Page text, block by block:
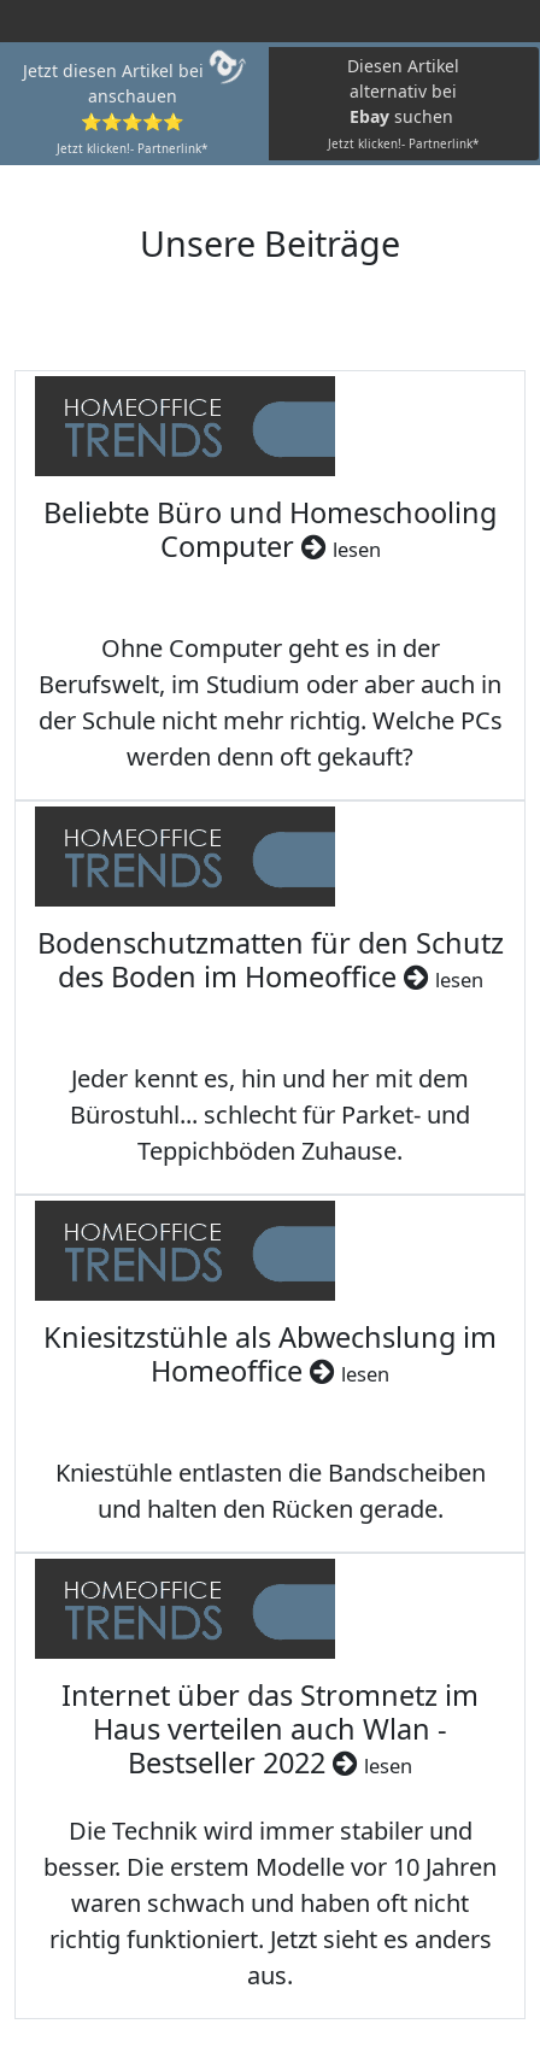
Jetzt diesen Artikel bei
anschauen
⭐⭐⭐⭐⭐
Jetzt klicken!- Partnerlink*
Diesen Artikel
alternativ bei
Ebay suchen
Jetzt klicken!- Partnerlink*
Unsere Beiträge
Beliebte Büro und Homeschooling
Computer
lesen
Ohne Computer geht es in der
Berufswelt, im Studium oder aber auch in
der Schule nicht mehr richtig. Welche PCs
werden denn oft gekauft?
Bodenschutzmatten für den Schutz
des Boden im Homeoffice
lesen
Jeder kennt es, hin und her mit dem
Bürostuhl... schlecht für Parket- und
Teppichböden Zuhause.
Kniesitzstühle als Abwechslung im
Homeoffice
lesen
Kniestühle entlasten die Bandscheiben
und halten den Rücken gerade.
Internet über das Stromnetz im
Haus verteilen auch Wlan -
Bestseller 2022
lesen
Die Technik wird immer stabiler und
besser. Die erstem Modelle vor 10 Jahren
waren schwach und haben oft nicht
richtig funktioniert. Jetzt sieht es anders
aus.